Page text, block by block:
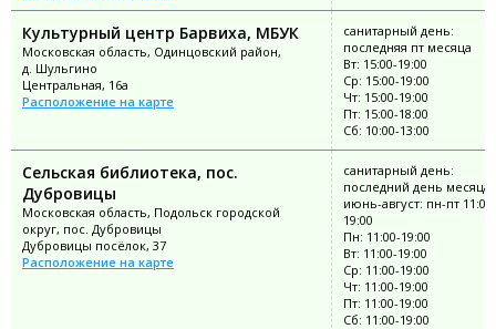
Культурный центр Барвиха, МБУК
Московская область, Одинцовский район,
д. Шульгино
Центральная, 16а
Расположение на карте
санитарный день:
последняя пт месяца
Вт: 15:00-19:00
Ср: 15:00-19:00
Чт: 15:00-19:00
Пт: 15:00-18:00
Сб: 10:00-13:00
Сельская библиотека, пос.
Дубровицы
Московская область, Подольск городской
округ, пос. Дубровицы
Дубровицы посёлок, 37
Расположение на карте
санитарный день:
последний день месяца;
июнь-август: пн-пт 11:00-
19:00
Пн: 11:00-19:00
Вт: 11:00-19:00
Ср: 11:00-19:00
Чт: 11:00-19:00
Пт: 11:00-19:00
Сб: 11:00-19:00